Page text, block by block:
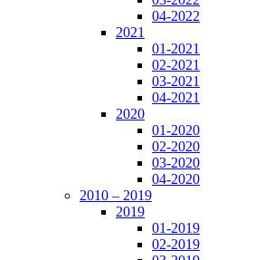
04-2022
2021
01-2021
02-2021
03-2021
04-2021
2020
01-2020
02-2020
03-2020
04-2020
2010 – 2019
2019
01-2019
02-2019